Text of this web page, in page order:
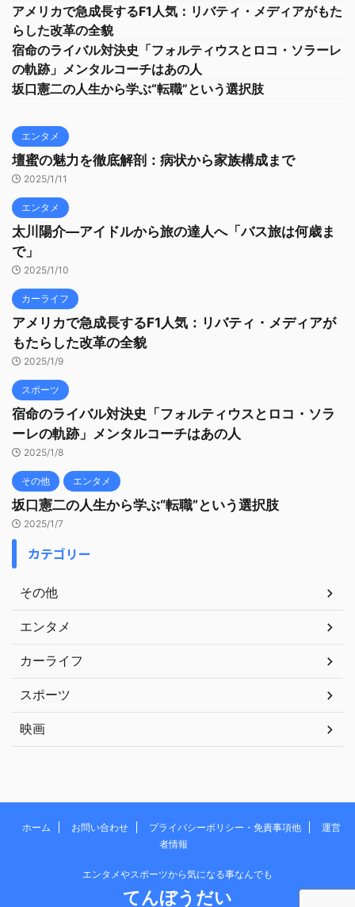
アメリカで急成長するF1人気：リバティ・メディアがもた
らした改革の全貌
宿命のライバル対決史「フォルティウスとロコ・ソラーレ
の軌跡」メンタルコーチはあの人
坂口憲二の人生から学ぶ“転職”という選択肢
エンタメ
壇蜜の魅力を徹底解剖：病状から家族構成まで
2025/1/11
エンタメ
太川陽介—アイドルから旅の達人へ「バス旅は何歳ま
で」
2025/1/10
カーライフ
アメリカで急成長するF1人気：リバティ・メディアが
もたらした改革の全貌
2025/1/9
スポーツ
宿命のライバル対決史「フォルティウスとロコ・ソラ
ーレの軌跡」メンタルコーチはあの人
2025/1/8
その他 エンタメ
坂口憲二の人生から学ぶ“転職”という選択肢
2025/1/7
カテゴリー
その他
エンタメ
カーライフ
スポーツ
映画
ホーム お問い合わせ プライバシーポリシー・免責事項他
運営
者情報
エンタメやスポーツから気になる事なんでも
てんぼうだい